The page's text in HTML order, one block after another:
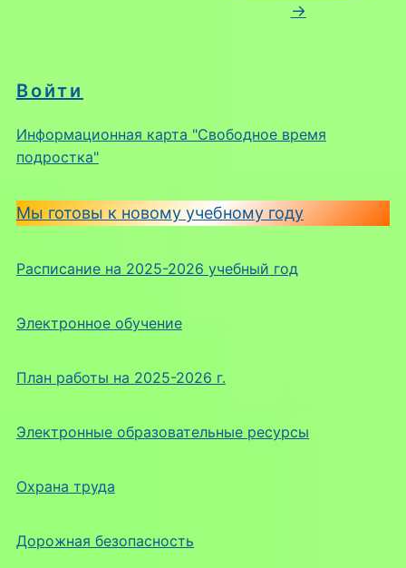
Войти
Информационная карта "Свободное время
подростка"
Мы готовы к новому учебному году
Расписание на 2025-2026 учебный год
Электронное обучение
План работы на 2025-2026 г.
Электронные образовательные ресурсы
Охрана труда
Дорожная безопасность
→